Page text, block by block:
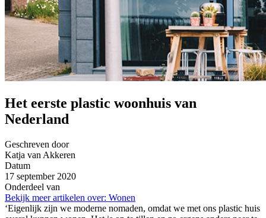
Het eerste plastic woonhuis van
Nederland
Geschreven door
Katja van Akkeren
Datum
17 september 2020
Onderdeel van
Bekijk meer artikelen over: Wonen
‘Eigenlijk zijn we moderne nomaden, omdat we met ons plastic huis